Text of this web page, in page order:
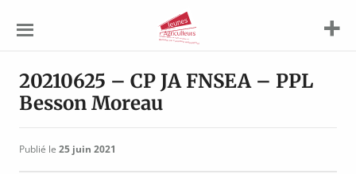
Agriculteurs
20210625 – CP JA FNSEA – PPL
Besson Moreau
Publié le 25 juin 2021